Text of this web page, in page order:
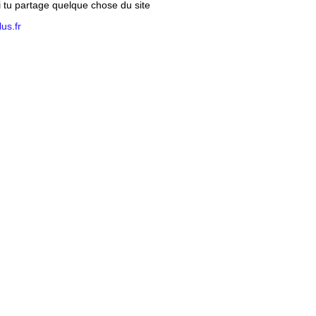
partage quelque chose du site